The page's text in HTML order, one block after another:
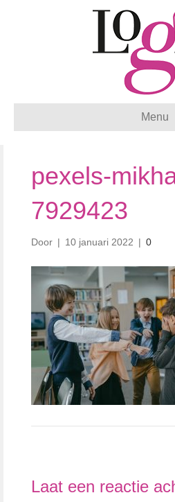
Menu
pexels-
7929423
Door | 10 januari 2022 | 0
Laat een reactie